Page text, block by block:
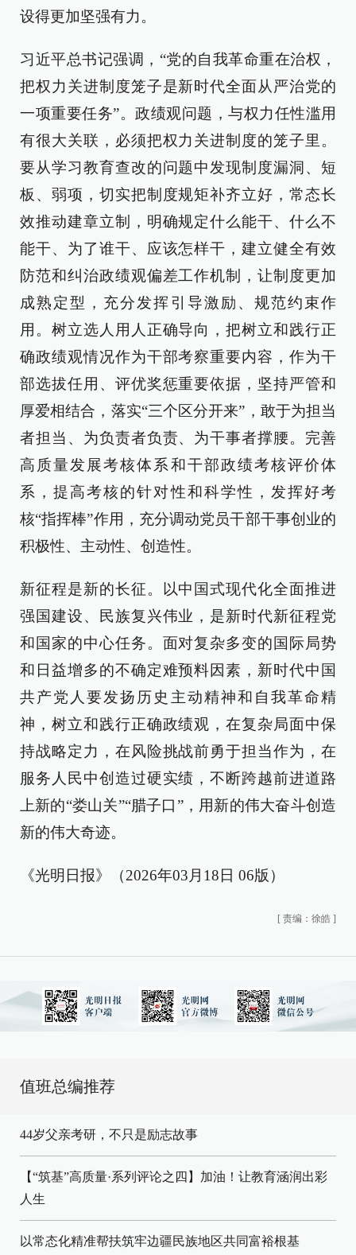
设得更加坚强有力。
习近平总书记强调，“党的自我革命重在治权，
把权力关进制度笼子是新时代全面从严治党的
一项重要任务”。政绩观问题，与权力任性滥用
有很大关联，必须把权力关进制度的笼子里。
要从学习教育查改的问题中发现制度漏洞、短
板、弱项，切实把制度规矩补齐立好，常态长
效推动建章立制，明确规定什么能干、什么不
能干、为了谁干、应该怎样干，建立健全有效
防范和纠治政绩观偏差工作机制，让制度更加
成熟定型，充分发挥引导激励、规范约束作
用。树立选人用人正确导向，把树立和践行正
确政绩观情况作为干部考察重要内容，作为干
部选拔任用、评优奖惩重要依据，坚持严管和
厚爱相结合，落实“三个区分开来”，敢于为担当
者担当、为负责者负责、为干事者撑腰。完善
高质量发展考核体系和干部政绩考核评价体
系，提高考核的针对性和科学性，发挥好考
核“指挥棒”作用，充分调动党员干部干事创业的
积极性、主动性、创造性。
新征程是新的长征。以中国式现代化全面推进
强国建设、民族复兴伟业，是新时代新征程党
和国家的中心任务。面对复杂多变的国际局势
和日益增多的不确定难预料因素，新时代中国
共产党人要发扬历史主动精神和自我革命精
神，树立和践行正确政绩观，在复杂局面中保
持战略定力，在风险挑战前勇于担当作为，在
服务人民中创造过硬实绩，不断跨越前进道路
上新的“娄山关”“腊子口”，用新的伟大奋斗创造
新的伟大奇迹。
《光明日报》（2026年03月18日 06版）
[ 责编：徐皓 ]
值班总编推荐
44岁父亲考研，不只是励志故事
【“筑基”高质量·系列评论之四】加油！让教育涵润出彩
人生
以常态化精准帮扶筑牢边疆民族地区共同富裕根基